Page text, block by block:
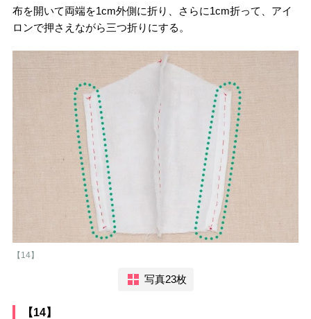
布を開いて両端を1cm外側に折り、さらに1cm折って、アイ
ロンで押さえながら三つ折りにする。
【14】
写真23枚
【14】